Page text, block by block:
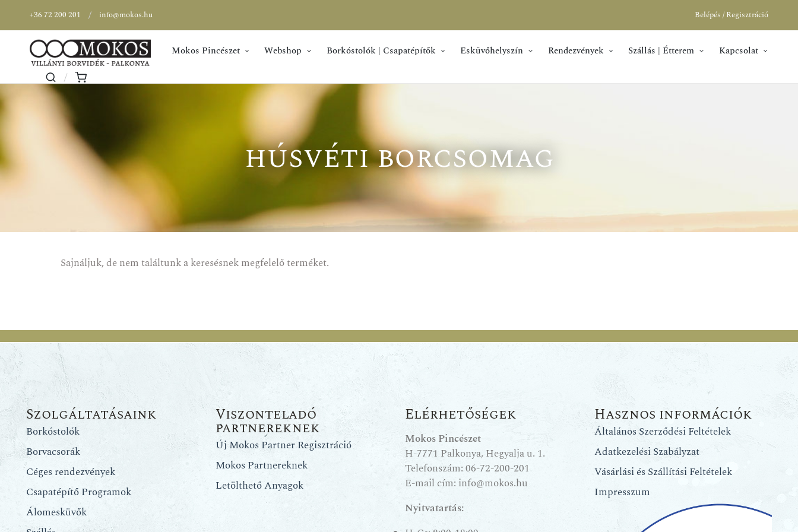
+36 72 200 201 info@mokos.hu Belépés / Regisztráció
Mokos Pincészet Webshop Borkóstolók | Csapatépítők Esküvőhelyszín Rendezvények Szállás | Étterem Kapcsolat
húsvéti borcsomag
Sajnáljuk, de nem találtunk a keresésnek megfelelő terméket.
Szolgáltatásaink
Borkóstolók
Borvacsorák
Céges rendezvények
Csapatépítő Programok
Álomesküvők
Viszonteladó
partnereknek
Új Mokos Partner Regisztráció
Mokos Partnereknek
Letölthető Anyagok
Elérhetőségek
Mokos Pincészet
H-7771 Palkonya, Hegyalja u. 1.
Telefonszám:06-72-200-201
E-mail cím: info@mokos.hu
Nyitvatartás:
Hasznos információk
Általános Szerződési Feltételek
Adatkezelési Szabályzat
Vásárlási és Szállítási Feltételek
Impresszum